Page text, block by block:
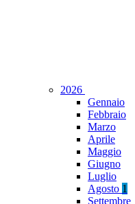
2026
Gennaio
Febbraio
Marzo
Aprile
Maggio
Giugno
Luglio
Agosto 1
Settembre